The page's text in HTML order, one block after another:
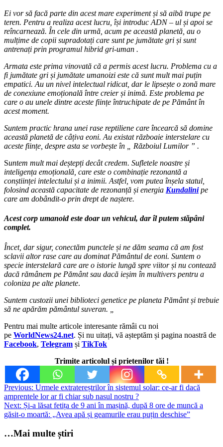
Ei vor să facă parte din acest mare experiment și să aibă trupe pe
teren. Pentru a realiza acest lucru, își introduc ADN – ul și apoi se
reîncarnează. În cele din urmă, acum pe această planetă, au o
mulțime de copii supradotați care sunt pe jumătate gri și sunt
antrenați prin programul hibrid gri-uman .
Armata este prima vinovată că a permis acest lucru. Problema cu a
fi jumătate gri și jumătate umanoizi este că sunt mult mai puțin
empatici. Au un nivel intelectual ridicat, dar le lipsește o zonă mare
de conexiune emoțională între creier și inimă. Este problema pe
care o au unele dintre aceste ființe întruchipate de pe Pământ în
acest moment.
Suntem practic hrana unei rase reptiliene care încearcă să domine
această planetă de câțiva eoni. Au existat războaie interstelare cu
aceste ființe, despre asta se vorbește în „ Războiul Lumilor ” .
Suntem mult mai deștepți decât credem. Sufletele noastre și
inteligența emoțională, care este o combinație rezonantă a
conștiinței intelectului și a inimii. Astfel, vom putea înșela statul,
folosind această capacitate de rezonanță și energia Kundalinipe
care am dobândit-o prin drept de naștere.
Acest corp umanoid este doar un vehicul, dar îl putem stăpâni
complet.
Încet, dar sigur, conectăm punctele și ne dăm seama că am fost
sclavii altor rase care au dominat Pământul de eoni. Suntem o
specie interstelară care are o istorie lungă spre viitor și nu contează
dacă rămânem pe Pământ sau dacă ieșim în multivers pentru a
coloniza pe alte planete.
Suntem custozii unei biblioteci genetice pe planeta Pământ și trebuie
să ne apărăm pământul suveran. „
Pentru mai multe articole interesante rămâi cu noi
pe WorldNews24.net. Și nu uitați, vă așteptăm și pagina noastră de
Facebook, Telegram și TikTok
Trimite articolul și prietenilor tăi !
Post
navigation
Previous: Urmele extratereștrilor în sistemul solar: ce-ar fi dacă
amprentele lor ar fi chiar sub nasul nostru ?
Next: Și-a lăsat fetița de 9 ani în mașină, după 8 ore de muncă a
găsit-o moartă: „Avea apă și geamurile erau puțin deschise”
…Mai multe știri